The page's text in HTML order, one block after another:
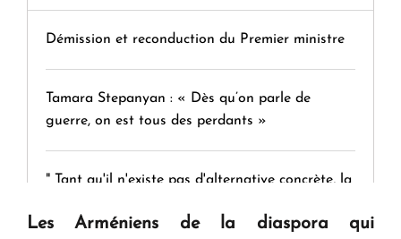
Démission et reconduction du Premier ministre
Tamara Stepanyan : « Dès qu’on parle de
guerre, on est tous des perdants »
" Tant qu'il n'existe pas d'alternative concrète, la
Les Arméniens de la diaspora qui